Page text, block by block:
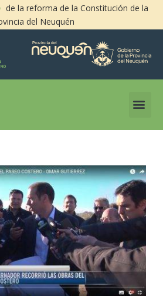
de la reforma de la Constitución de la
del Neuquén